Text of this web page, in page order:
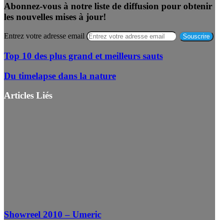
Abonnez-vous à notre liste de diffusion pour obtenir
les nouvelles mises à jour!
Entrez votre adresse email
Top 10 des plus grand et meilleurs sauts
Du timelapse dans la nature
Articles Liés
Showreel 2010 – Umeric